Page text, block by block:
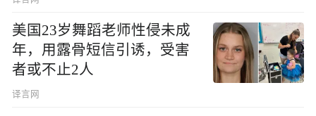
美国23岁舞蹈老师性侵未成
年，用露骨短信引诱，受害
者或不止2人
译言网